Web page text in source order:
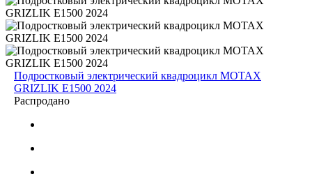
Подростковый электрический квадроцикл MOTAX
GRIZLIK E1500 2024
Распродано